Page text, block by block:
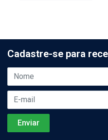
Cadastre-se para